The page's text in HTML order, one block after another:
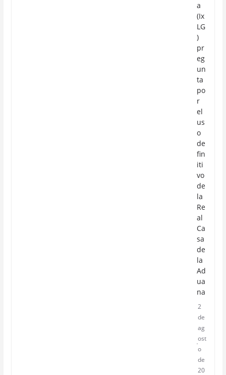
a
(Ix
LG
)
pr
eg
un
ta
po
r
el
us
o
de
fin
iti
vo
de
la
Re
al
Ca
sa
de
la
Ad
ua
na
2
de
ag
ost
o
de
20